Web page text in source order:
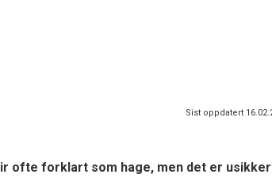
Sist oppdatert
ofte forklart som hage, men det er